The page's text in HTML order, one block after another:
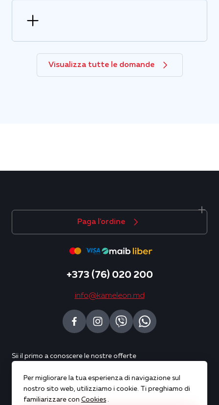
Visualizza tutte le domande
Sii il primo a conoscere le nostre offerte
Sottoscrivi
Paga l'ordine
+373 (76) 020 200
info@kameleon.md
Per migliorare la tua esperienza di navigazione sul
nostro sito web, utilizziamo i cookie. Ti preghiamo di
familiarizzare con Cookies .